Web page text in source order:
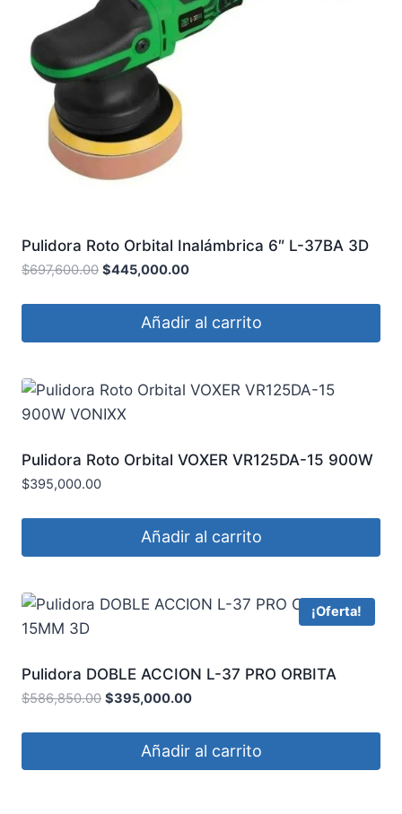
Pulidora Roto Orbital Inalámbrica 6″ L-37BA 3D
$697,600.00 $445,000.00
Añadir al carrito
Pulidora Roto Orbital VOXER VR125DA-15 900W
VONIXX
$395,000.00
Añadir al carrito
¡Oferta!
Pulidora DOBLE ACCION L-37 PRO ORBITA
15MM 3D
$586,850.00 $395,000.00
Añadir al carrito